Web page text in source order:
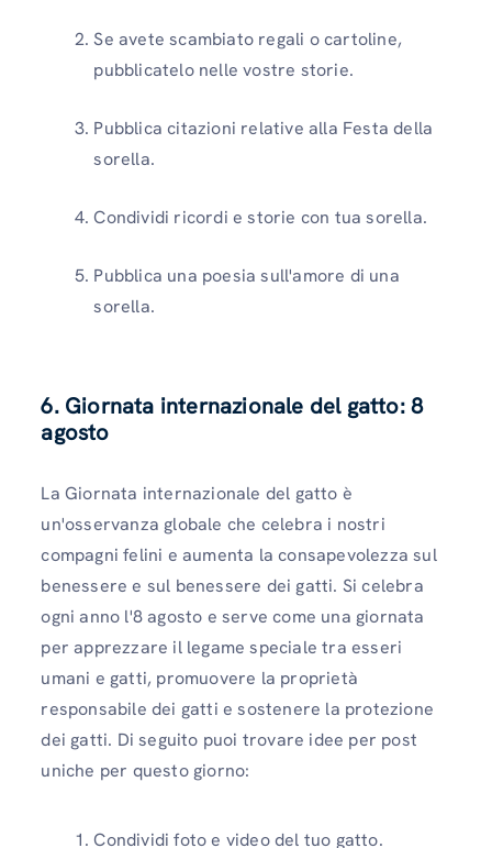
Se avete scambiato regali o cartoline,
pubblicatelo nelle vostre storie.
Pubblica citazioni relative alla Festa della
sorella.
Condividi ricordi e storie con tua sorella.
Pubblica una poesia sull'amore di una
sorella.
6. Giornata internazionale del gatto: 8
agosto
La Giornata internazionale del gatto è
un'osservanza globale che celebra i nostri
compagni felini e aumenta la consapevolezza sul
benessere e sul benessere dei gatti. Si celebra
ogni anno l'8 agosto e serve come una giornata
per apprezzare il legame speciale tra esseri
umani e gatti, promuovere la proprietà
responsabile dei gatti e sostenere la protezione
dei gatti. Di seguito puoi trovare idee per post
uniche per questo giorno:
Condividi foto e video del tuo gatto.